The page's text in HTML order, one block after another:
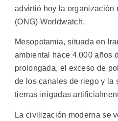
advirtió hoy la organización
(ONG) Worldwatch.
Mesopotamia, situada en
ambiental hace 4.000 años
prolongada, el exceso de
de los canales de riego y la
tierras irrigadas
La civilización moderna se